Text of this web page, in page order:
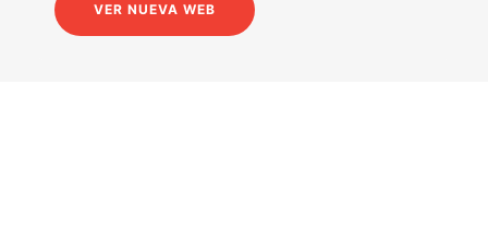
VER NUEVA WEB